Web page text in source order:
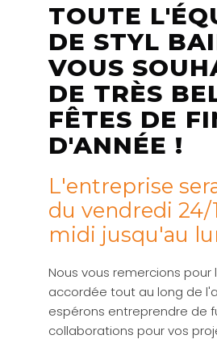
TOUTE
DE STYL
VOUS
DE TRÈS
FÊTES DE
D'ANNÉE !
L'entreprise
du vendredi 24/
midi jusqu'au
Nous vous remercions pour
accordée tout au long de
espérons entreprendre de
collaborations pour vos